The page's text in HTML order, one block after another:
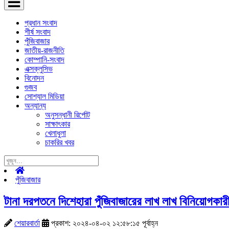
প্রধান সংবাদ
শীর্ষ সংবাদ
পুঁজিবাজার
জাতীয়-রাজনীতি
কোম্পানি-সংবাদ
এক্সক্লুসিভ
বিনোদন
গুজব
সোশ্যাল মিডিয়া
অন্যান্য
অনুসন্ধানী রির্পোট
সাক্ষাৎকার
খেলাধুলা
চাকরির খবর
পুঁজিবাজার
টানা দরপতনে দিশেহারা পুঁজিবাজারের লাখ লাখ
শেয়ারবার্তা প্রকাশ: ২০২৪-০৪-০২ ১২:৫৮:১৫ পূর্বাহ্ন